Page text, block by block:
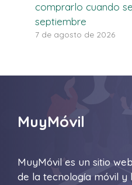
comprarlo cuando
septiembre
7 de agosto de 2026
MuyMóvil
MuyMóvil es un sitio
de la tecnología móvil y